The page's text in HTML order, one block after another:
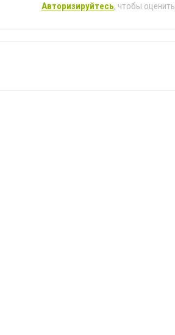
Авторизируйтесь, чтобы оценить